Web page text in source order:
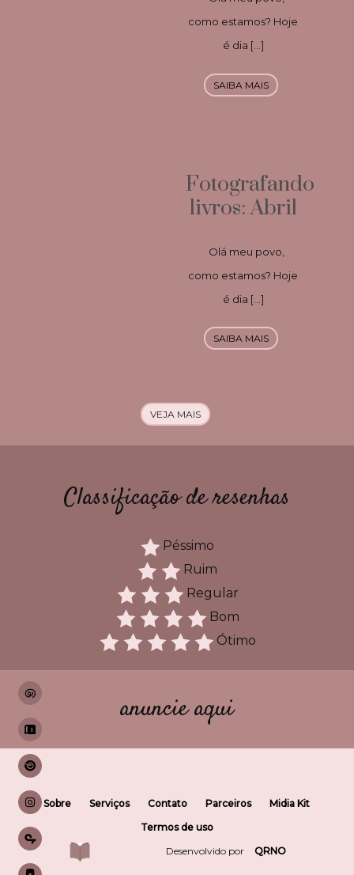
como estamos? Hoje
é dia […]
SAIBA MAIS
Fotografando
livros: Abril
Olá meu povo,
como estamos? Hoje
é dia […]
SAIBA MAIS
VEJA MAIS
Classificação de resenhas
Péssimo
Ruim
Regular
Bom
Ótimo
anuncie aqui
Sobre Serviços Contato Parceiros
Midia Kit
Termos de uso
Desenvolvido por
QRNO